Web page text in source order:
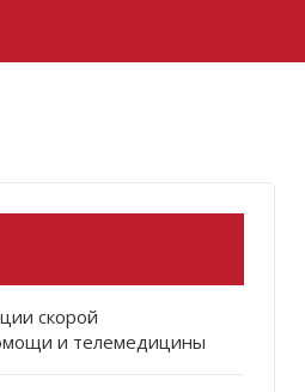
скорой
и телемедицины